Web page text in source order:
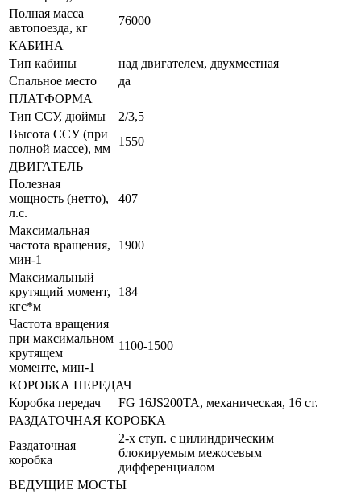
Полная масса
автопоезда, кг
76000
КАБИНА
Тип кабины
над двигателем, двухместная
Спальное место
да
ПЛАТФОРМА
Тип ССУ, дюймы
2/3,5
Высота ССУ (при
полной массе), мм
1550
ДВИГАТЕЛЬ
Полезная
мощность (нетто),
л.с.
407
Максимальная
частота вращения,
мин-1
1900
Максимальный
крутящий момент,
кгс*м
184
Частота вращения
при максимальном
крутящем
моменте, мин-1
1100-1500
КОРОБКА ПЕРЕДАЧ
Коробка передач
FG 16JS200TA, механическая, 16 ст.
РАЗДАТОЧНАЯ КОРОБКА
Раздаточная
коробка
2-х ступ. с цилиндрическим
блокируемым межосевым
дифференциалом
ВЕДУЩИЕ МОСТЫ